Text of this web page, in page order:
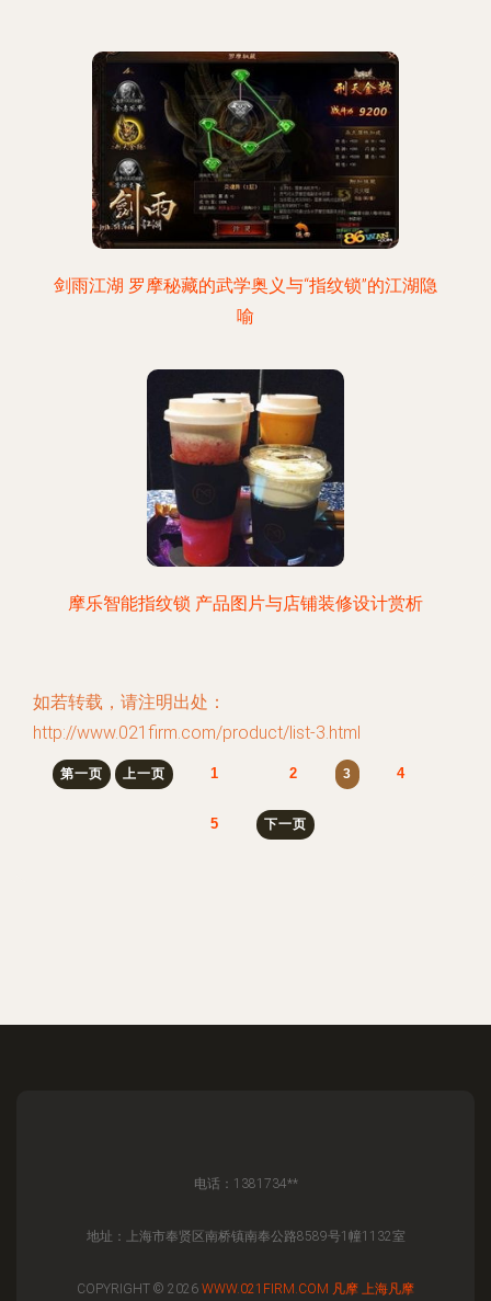
剑雨江湖 罗摩秘藏的武学奥义与“指纹锁”的江湖隐
喻
摩乐智能指纹锁 产品图片与店铺装修设计赏析
如若转载，请注明出处：
http://www.021firm.com/product/list-3.html
第一页 上一页 1 2 3 4
5 下一页
电话：1381734**
地址：上海市奉贤区南桥镇南奉公路8589号1幢1132室
COPYRIGHT © 2026 WWW.021FIRM.COM 凡摩 上海凡摩